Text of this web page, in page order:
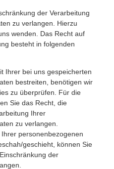
der Verarbeitung
zu verlangen. Hierzu
wenden. Das Recht auf
besteht in folgenden
Ihrer bei uns gespeicherten
bestreiten, benötigen wir
zu überprüfen. Für die
Sie das Recht, die
Ihrer
zu verlangen.
personenbezogenen
geschieht, können Sie
der